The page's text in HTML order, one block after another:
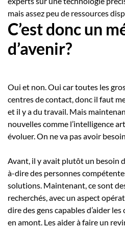
mais assez peu de ressources
C’est donc un
d’avenir?
Oui et non. Oui car toutes les
centres de contact, donc il faut
et il y a du travail. Mais
nouvelles comme l’intelligence
évoluer. On ne va pas avoir
Avant, il y avait plutôt un besoin
à-dire des personnes
solutions. Maintenant, ce sont
recherchés, avec un aspect
dire des gens capables d’aider
en amont. Les aider à faire un